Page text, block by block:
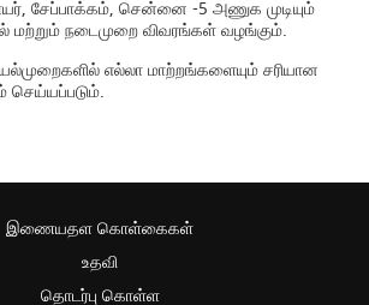
சேப்பாக்கம், சென்னை -5 அணுக முடியும்
நடைமுறை விவரங்கள் வழங்கும்.
எல்லா மாற்றங்களையும் சரியான
செய்யப்படும்.
இணையதள கொள்கைகள்
உதவி
தொடர்பு கொள்ள